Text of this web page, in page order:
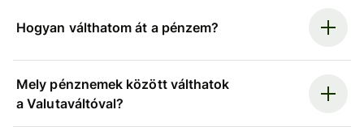
Hogyan válthatom át a pénzem?
Mely pénznemek között válthatok
a Valutaváltóval?